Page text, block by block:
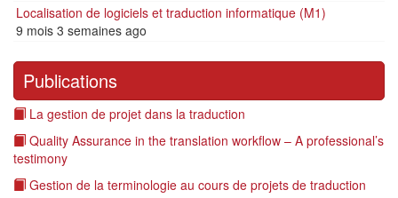
Localisation de logiciels et traduction informatique (M1)
9 mois 3 semaines ago
Publications
La gestion de projet dans la traduction
Quality Assurance in the translation workflow – A professional’s
testimony
Gestion de la terminologie au cours de projets de traduction